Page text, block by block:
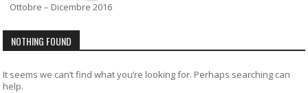
Ottobre – Dicembre 2016
NOTHING FOUND
It seems we can’t find what you’re looking for. Perhaps searching can
help.